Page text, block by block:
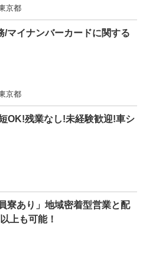
京都
マイナンバーカードに関する
京都
OK!残業なし!未経験歓迎!車シ
寮あり」地域密着型営業と配
上も可能！